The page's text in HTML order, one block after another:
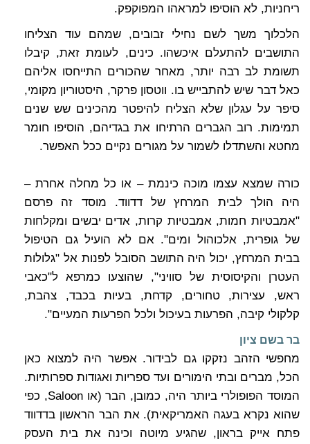
ריחניות, לא הוסיפו למראהו המפוקפק.
הלכלוך משך לשם נחילי זבובים, שמהם עוד הצליחו
התושבים להתעלם איכשהו. כינים, לעומת זאת, קיבלו
תשומת לב רבה יותר, מאחר שהכורים התייחסו אליהם
כאל דבר שיש להתבייש בו. ווטסון פרקר, היסטוריון מקומי,
סיפר על עגלון שלא הצליח להיפטר מהכינים שש שנים
תמימות. רוב הגברים הרתיחו את בגדיהם, הוסיפו חומר
מחטא והשתדלו לשמור על מגורים נקיים ככל האפשר.
כורה שמצא עצמו מוכה כינמת – או כל מחלה אחרת –
היה הולך לבית המרחץ של דדווד. מוסד זה פרסם
"אמבטיות חמות, אמבטיות קרות, אדים יבשים ומקלחות
של גופרית, אלכוהול ומים". אם לא הועיל גם הטיפול
בבית המרחץ, יכול היה התושב הסובל לפנות אל "גלולות
העטרן והקיסוסית של סוויני", שהוצעו כמרפא ל"כאבי
ראש, עצירות, טחורים, קדחת, בעיות בכבד, צהבת,
קלקולי קיבה, הפרעות בעיכול ולכל הפרעות המעיים".
בר בשם ציון
מחפשי הזהב נזקקו גם לבידור. אפשר היה למצוא כאן
הכל, מברים ובתי הימורים ועד ספריות ואגודות ספרותיות.
המוסד הפופולרי ביותר היה, כמובן, הבר (או Saloon, כפי
שהוא נקרא בעגה האמריקאית). את הבר הראשון בדדווד
פתח אייק בראון, שהגיע מיוטה וכינה את בית העסק